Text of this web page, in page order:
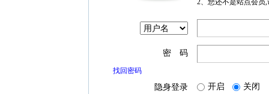
2、您还不是站点会员
密 码
找回密码
隐身登录 开启 关闭